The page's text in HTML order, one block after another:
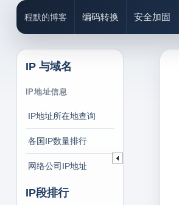
程默的博客 编码转换 安全加固
IP 与域名
IP地址信息
IP地址所在地查询
各国IP数量排行
网络公司IP地址
IP段排行